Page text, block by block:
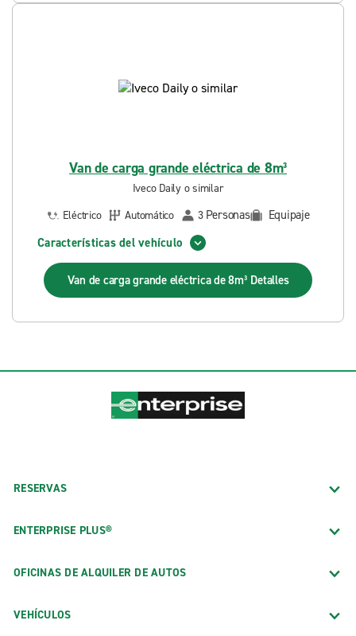
Van de carga grande eléctrica de 8m³
Iveco Daily o similar
Eléctrico
Automático 3 Personas
Equipaje
Características del vehículo
Van de carga grande eléctrica de 8m³ Detalles
RESERVAS
ENTERPRISE PLUS®
OFICINAS DE ALQUILER DE AUTOS
VEHÍCULOS